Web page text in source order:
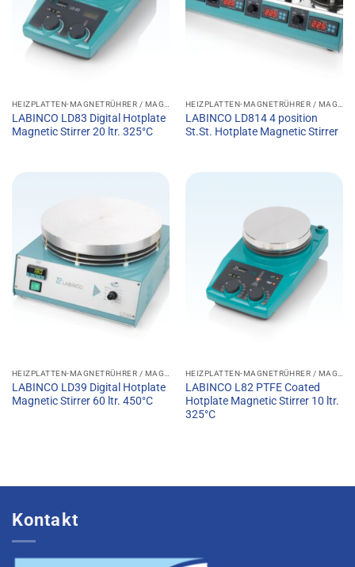
LABINCO LD83 Digital Hotplate
Magnetic Stirrer 20 ltr. 325°C
LABINCO LD814 4 position
St.St. Hotplate Magnetic Stirrer
HEIZPLATTEN-MAGNETRÜHRER / MAGNETRÜHRER MIT HEIZFUNKTION
LABINCO LD39 Digital Hotplate
Magnetic Stirrer 60 ltr. 450°C
HEIZPLATTEN-MAGNETRÜHRER / MAGNETRÜHRER MIT HEIZFUNKTION
LABINCO L82 PTFE Coated
Hotplate Magnetic Stirrer 10 ltr.
325°C
Kontakt